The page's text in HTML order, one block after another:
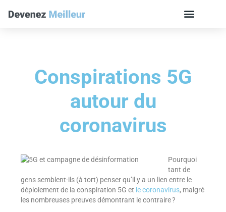
Conspirations 5G
autour du
coronavirus
Pourquoi
tant de
gens semblent-ils (à tort) penser qu’il y a un lien entre le
déploiement de la conspiration 5G et le coronavirus, malgré
les nombreuses preuves démontrant le contraire ?